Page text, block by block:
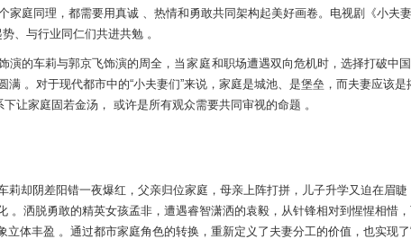
家庭同理，都需要用真诚 、热情和勇敢共同架构起美好画卷。电视剧《小夫
、与行业同仁们共进共勉 。
演的车莉与郭京飞饰演的周全， 当家庭和职场遭遇双向危机时，选择打破中
满 。对于现代都市中的“小夫妻们”来说，家庭是城池、是堡垒，而夫妻应该是
下让家庭固若金汤， 或许是所有观众需要共同审视的命题 。
莉却阴差阳错一夜爆红，父亲归位家庭，母亲上阵打拼，儿子升学又迫在眉睫
。 洒脱勇敢的精英女孩孟非，遭遇睿智潇洒的袁毅，从针锋相对到惺惺相惜
立体丰盈 。通过都市家庭角色的转换，重新定义了夫妻分工的价值，也实现了